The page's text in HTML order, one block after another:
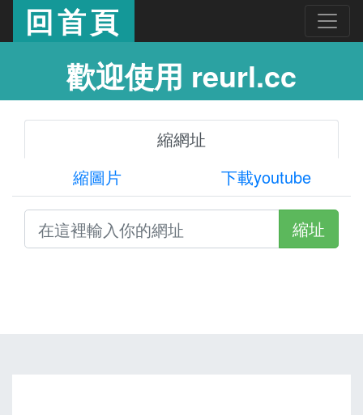
回首頁
歡迎使用 reurl.cc
縮網址
縮圖片
下載youtube
縮址